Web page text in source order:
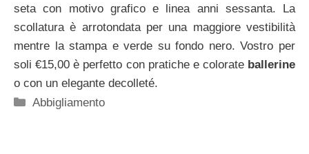
seta con motivo grafico e linea anni sessanta. La
scollatura è arrotondata per una maggiore vestibilità
mentre la stampa e verde su fondo nero. Vostro per
soli €15,00 è perfetto con pratiche e colorate ballerine
o con un elegante decolleté.
Categorie
Abbigliamento